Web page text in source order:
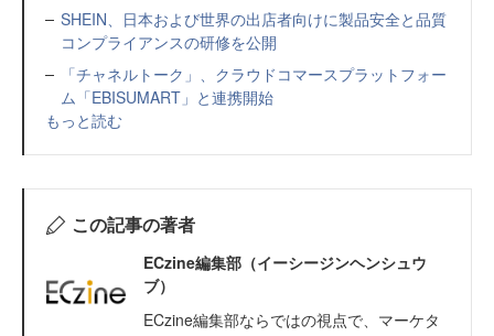
SHEIN、日本および世界の出店者向けに製品安全と品質
コンプライアンスの研修を公開
「チャネルトーク」、クラウドコマースプラットフォー
ム「EBISUMART」と連携開始
もっと読む
この記事の著者
ECzine編集部（イーシージンヘンシュウ
ブ）
ECzine編集部ならではの視点で、マーケタ